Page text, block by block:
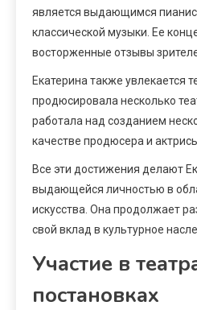
является выдающимся
классической музыки. Ее
восторженные отзывы
Екатерина также увлекается
продюсировала несколько
работала над созданием
качестве продюсера и
Все эти достижения делают
выдающейся личностью в
искусства. Она продолжает
свой вклад в культурное
Участие в
постановках